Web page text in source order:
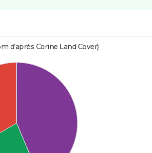
d'après Corine Land Cover)